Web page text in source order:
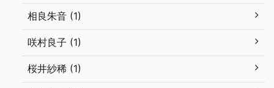
相良朱音 (1)
咲村良子 (1)
桜井紗稀 (1)